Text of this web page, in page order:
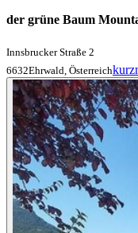
der grüne Baum
Innsbrucker Straße 2
6632Ehrwald, Österreich